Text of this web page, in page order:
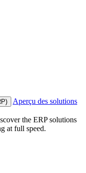
Aperçu des solutions
the ERP solutions
at full speed.